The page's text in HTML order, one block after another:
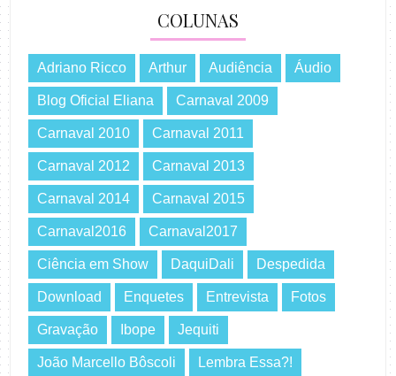
COLUNAS
Adriano Ricco Arthur Audiência Áudio
Blog Oficial Eliana Carnaval 2009
Carnaval 2010 Carnaval 2011
Carnaval 2012 Carnaval 2013
Carnaval 2014 Carnaval 2015
Carnaval2016 Carnaval2017
Ciência em Show DaquiDali Despedida
Download Enquetes Entrevista Fotos
Gravação Ibope Jequiti
João Marcello Bôscoli Lembra Essa?!